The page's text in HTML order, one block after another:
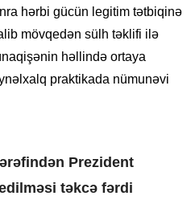
hərbi gücün legitim tətbiqinə
mövqedən sülh təklifi ilə
həllində ortaya
praktikada nümunəvi
Prezident
təkcə fərdi